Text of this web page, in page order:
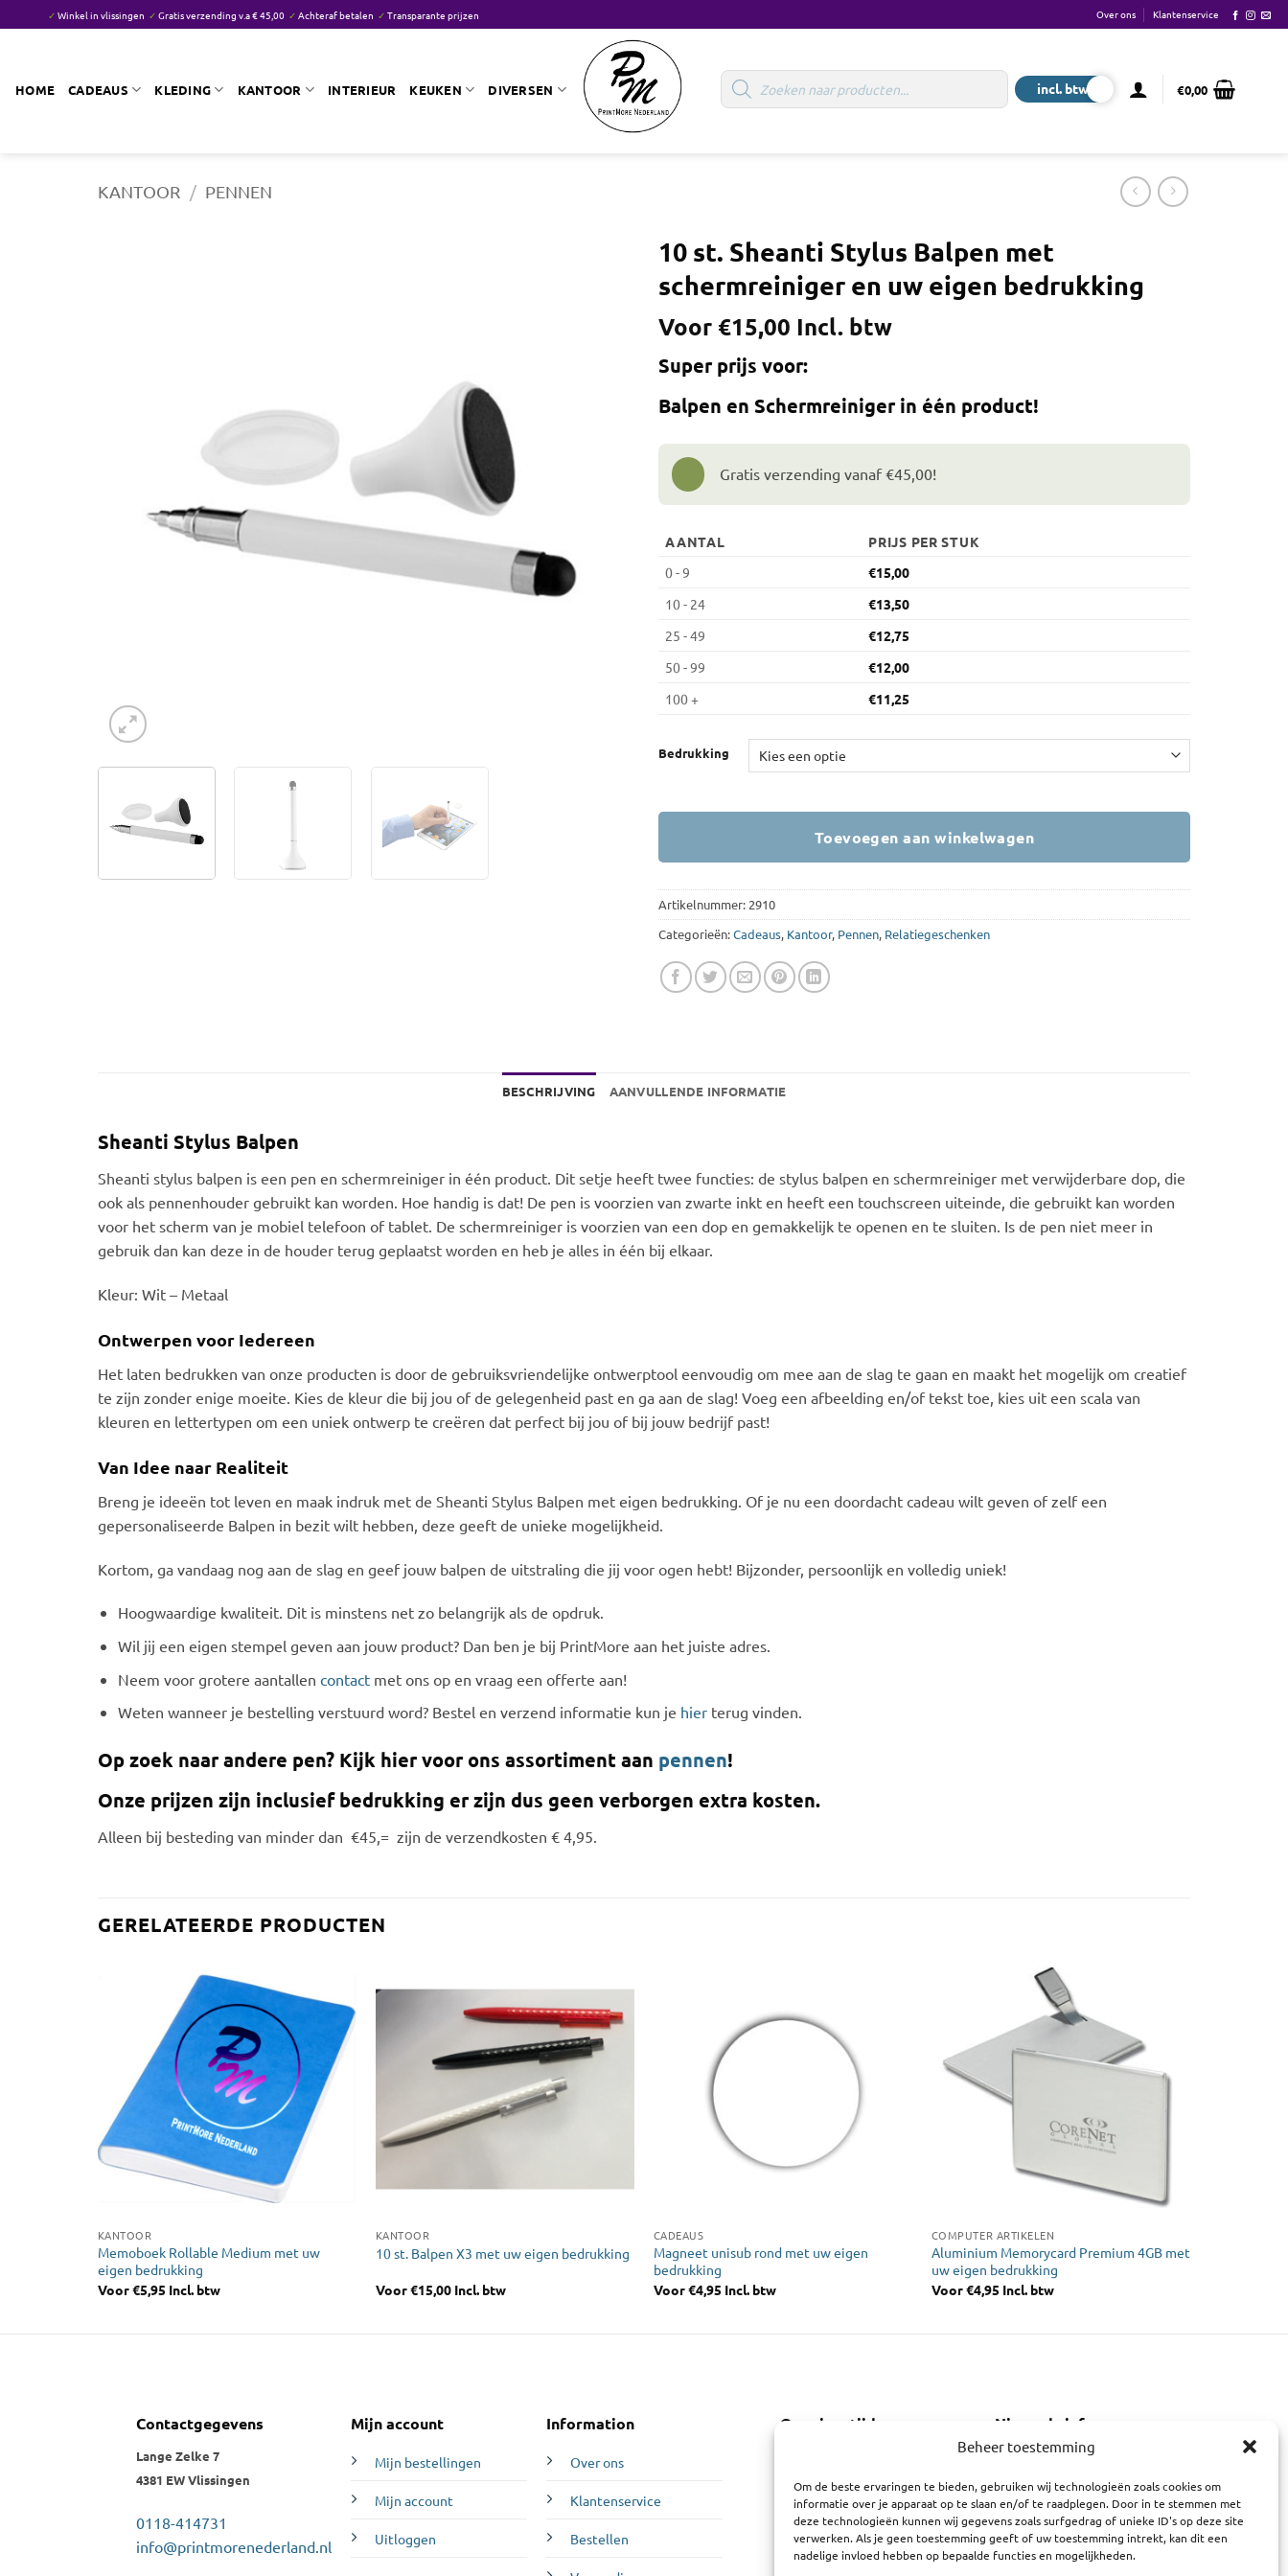
Beheer toestemming
Om de beste ervaringen te bieden, gebruiken wij technologieën zoals cookies om
informatie over je apparaat op te slaan en/of te raadplegen. Door in te stemmen met
deze technologieën kunnen wij gegevens zoals surfgedrag of unieke ID's op deze site
verwerken. Als je geen toestemming geeft of uw toestemming intrekt, kan dit een
nadelige invloed hebben op bepaalde functies en mogelijkheden.
naar
✓ Winkel in vlissingen ✓ Gratis verzending v.a € 45,00 ✓ Achteraf betalen ✓ Transparante prijzen Over ons Klantenservice
HOME CADEAUS KLEDING KANTOOR INTERIEUR KEUKEN DIVERSEN
Producten
zoeken €0,00
KANTOOR / PENNEN
10 st. Sheanti Stylus Balpen met
schermreiniger en uw eigen bedrukking
Voor €15,00 Incl. btw
Super prijs voor:
Balpen en Schermreiniger in één product!
Gratis verzending vanaf €45,00!
AANTAL
PRIJS PER STUK
0 - 9
€15,00
10 - 24
€13,50
25 - 49
€12,75
50 - 99
€12,00
100 +
€11,25
Bedrukking
Toevoegen aan winkelwagen
Artikelnummer: 2910
Categorieën:Cadeaus, Kantoor, Pennen, Relatiegeschenken
BESCHRIJVING AANVULLENDE INFORMATIE
Sheanti Stylus Balpen
Sheanti stylus balpen is een pen en schermreiniger in één product. Dit setje heeft twee functies: de stylus balpen en schermreiniger met verwijderbare dop, die
ook als pennenhouder gebruikt kan worden. Hoe handig is dat! De pen is voorzien van zwarte inkt en heeft een touchscreen uiteinde, die gebruikt kan worden
voor het scherm van je mobiel telefoon of tablet. De schermreiniger is voorzien van een dop en gemakkelijk te openen en te sluiten. Is de pen niet meer in
gebruik dan kan deze in de houder terug geplaatst worden en heb je alles in één bij elkaar.
Kleur: Wit – Metaal
Ontwerpen voor Iedereen
Het laten bedrukken van onze producten is door de gebruiksvriendelijke ontwerptool eenvoudig om mee aan de slag te gaan en maakt het mogelijk om creatief
te zijn zonder enige moeite. Kies de kleur die bij jou of de gelegenheid past en ga aan de slag! Voeg een afbeelding en/of tekst toe, kies uit een scala van
kleuren en lettertypen om een uniek ontwerp te creëren dat perfect bij jou of bij jouw bedrijf past!
Van Idee naar Realiteit
Breng je ideeën tot leven en maak indruk met de Sheanti Stylus Balpen met eigen bedrukking. Of je nu een doordacht cadeau wilt geven of zelf een
gepersonaliseerde Balpen in bezit wilt hebben, deze geeft de unieke mogelijkheid.
Kortom, ga vandaag nog aan de slag en geef jouw balpen de uitstraling die jij voor ogen hebt! Bijzonder, persoonlijk en volledig uniek!
Hoogwaardige kwaliteit. Dit is minstens net zo belangrijk als de opdruk.
Wil jij een eigen stempel geven aan jouw product? Dan ben je bij PrintMore aan het juiste adres.
Neem voor grotere aantallen contactmet ons op en vraag een offerte aan!
Weten wanneer je bestelling verstuurd word? Bestel en verzend informatie kun je hierterug vinden.
Op zoek naar andere pen? Kijk hier voor ons assortiment aan pennen!
Onze prijzen zijn inclusief bedrukking er zijn dus geen verborgen extra kosten.
Alleen bij besteding van minder dan €45,= zijn de verzendkosten € 4,95.
GERELATEERDE PRODUCTEN
KANTOOR
Memoboek Rollable Medium met uw
eigen bedrukking
Voor€5,95 Incl. btw
KANTOOR
10 st. Balpen X3 met uw eigen bedrukking
Voor€15,00 Incl. btw
CADEAUS
Magneet unisub rond met uw eigen
bedrukking
Voor€4,95 Incl. btw
COMPUTER ARTIKELEN
Aluminium Memorycard Premium 4GB met
uw eigen bedrukking
Voor€4,95 Incl. btw
Contactgegevens
Lange Zelke 7
4381 EW Vlissingen
0118-414731
info@printmorenederland.nl
Mijn account
Mijn bestellingen
Mijn account
Uitloggen
Information
Over ons
Klantenservice
Bestellen
Openingstijden
Dinsdag: 10:00 - 18:00
Woensdag: 10:00 - 18:00
Donderdag:10:00 - 18:00
Vrijdag:10:00 - 18:00
Nieuwsbrief
E-mailadres: